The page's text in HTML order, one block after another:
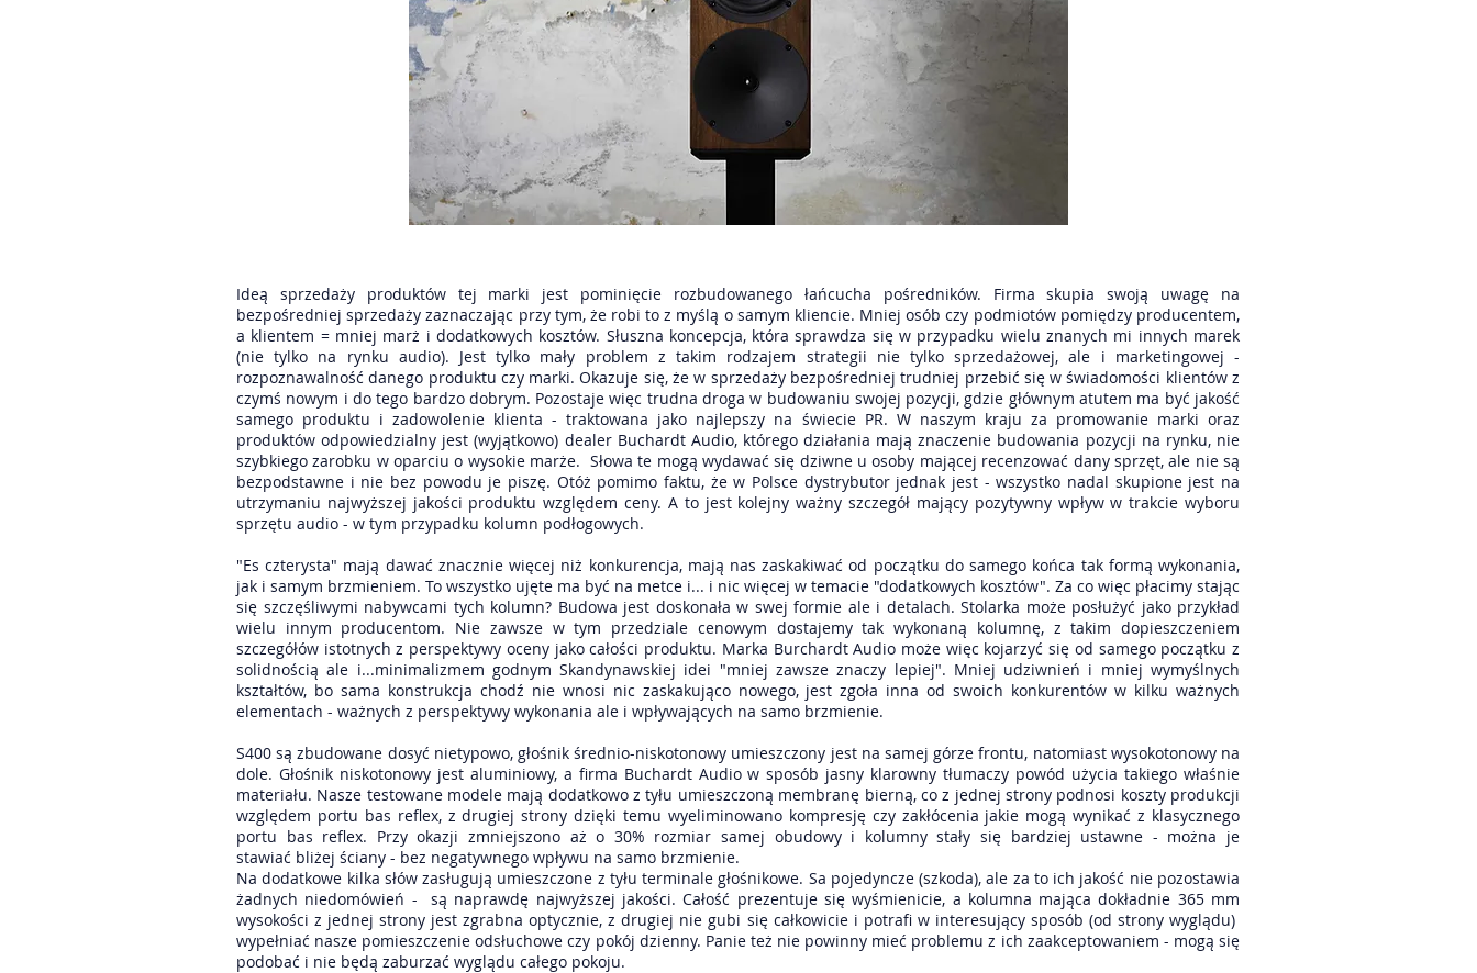
Ideą sprzedaży produktów tej marki jest pominięcie rozbudowanego łańcucha pośredników. Firma skupia swoją uwagę na
bezpośredniej sprzedaży zaznaczając przy tym, że robi to z myślą o samym kliencie. Mniej osób czy podmiotów pomiędzy producentem,
a klientem = mniej marż i dodatkowych kosztów. Słuszna koncepcja, która sprawdza się w przypadku wielu znanych mi innych marek
(nie tylko na rynku audio). Jest tylko mały problem z takim rodzajem strategii nie tylko sprzedażowej, ale i marketingowej -
rozpoznawalność danego produktu czy marki. Okazuje się, że w sprzedaży bezpośredniej trudniej przebić się w świadomości klientów z
czymś nowym i do tego bardzo dobrym. Pozostaje więc trudna droga w budowaniu swojej pozycji, gdzie głównym atutem ma być jakość
samego produktu i zadowolenie klienta - traktowana jako najlepszy na świecie PR. W naszym kraju za promowanie marki oraz
produktów odpowiedzialny jest (wyjątkowo) dealer Buchardt Audio, którego działania mają znaczenie budowania pozycji na rynku, nie
szybkiego zarobku w oparciu o wysokie marże. Słowa te mogą wydawać się dziwne u osoby mającej recenzować dany sprzęt, ale nie są
bezpodstawne i nie bez powodu je piszę. Otóż pomimo faktu, że w Polsce dystrybutor jednak jest - wszystko nadal skupione jest na
utrzymaniu najwyższej jakości produktu względem ceny. A to jest kolejny ważny szczegół mający pozytywny wpływ w trakcie wyboru
sprzętu audio - w tym przypadku kolumn podłogowych.
"Es czterysta" mają dawać znacznie więcej niż konkurencja, mają nas zaskakiwać od początku do samego końca tak formą wykonania,
jak i samym brzmieniem. To wszystko ujęte ma być na metce i... i nic więcej w temacie "dodatkowych kosztów". Za co więc płacimy stając
się szczęśliwymi nabywcami tych kolumn? Budowa jest doskonała w swej formie ale i detalach. Stolarka może posłużyć jako przykład
wielu innym producentom. Nie zawsze w tym przedziale cenowym dostajemy tak wykonaną kolumnę, z takim dopieszczeniem
szczegółów istotnych z perspektywy oceny jako całości produktu. Marka Burchardt Audio może więc kojarzyć się od samego początku z
solidnością ale i...minimalizmem godnym Skandynawskiej idei "mniej zawsze znaczy lepiej". Mniej udziwnień i mniej wymyślnych
kształtów, bo sama konstrukcja chodź nie wnosi nic zaskakująco nowego, jest zgoła inna od swoich konkurentów w kilku ważnych
elementach - ważnych z perspektywy wykonania ale i wpływających na samo brzmienie.
S400 są zbudowane dosyć nietypowo, głośnik średnio-niskotonowy umieszczony jest na samej górze frontu, natomiast wysokotonowy na
dole. Głośnik niskotonowy jest aluminiowy, a firma Buchardt Audio w sposób jasny klarowny tłumaczy powód użycia takiego właśnie
materiału. Nasze testowane modele mają dodatkowo z tyłu umieszczoną membranę bierną, co z jednej strony podnosi koszty produkcji
względem portu bas reflex, z drugiej strony dzięki temu wyeliminowano kompresję czy zakłócenia jakie mogą wynikać z klasycznego
portu bas reflex. Przy okazji zmniejszono aż o 30% rozmiar samej obudowy i kolumny stały się bardziej ustawne - można je
stawiać bliżej ściany - bez negatywnego wpływu na samo brzmienie.
Na dodatkowe kilka słów zasługują umieszczone z tyłu terminale głośnikowe. Sa pojedyncze (szkoda), ale za to ich jakość nie pozostawia
żadnych niedomówień - są naprawdę najwyższej jakości. Całość prezentuje się wyśmienicie, a kolumna mająca dokładnie 365 mm
wysokości z jednej strony jest zgrabna optycznie, z drugiej nie gubi się całkowicie i potrafi w interesujący sposób (od strony wyglądu)
wypełniać nasze pomieszczenie odsłuchowe czy pokój dzienny. Panie też nie powinny mieć problemu z ich zaakceptowaniem - mogą się
podobać i nie będą zaburzać wyglądu całego pokoju.